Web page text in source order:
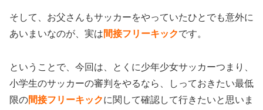
そして、お父さんもサッカーをやっていたひとでも意外に
あいまいなのが、実は間接フリーキックです。
ということで、今回は、とくに少年少女サッカーつまり、
小学生のサッカーの審判をやるなら、しっておきたい最低
限の間接フリーキックに関して確認して行きたいと思いま